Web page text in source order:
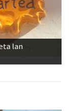
lan